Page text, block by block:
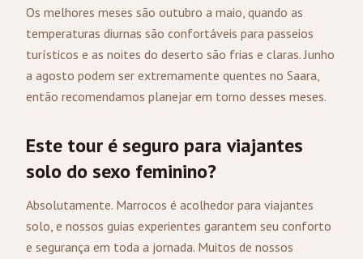
Os melhores meses são outubro a maio, quando as
temperaturas diurnas são confortáveis para passeios
turísticos e as noites do deserto são frias e claras. Junho
a agosto podem ser extremamente quentes no Saara,
então recomendamos planejar em torno desses meses.
Este tour é seguro para viajantes
solo do sexo feminino?
Absolutamente. Marrocos é acolhedor para viajantes
solo, e nossos guias experientes garantem seu conforto
e segurança em toda a jornada. Muitos de nossos